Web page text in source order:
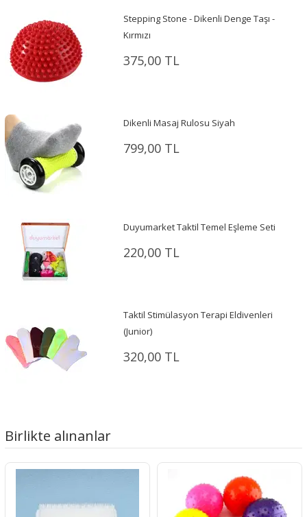
Stepping Stone - Dikenli Denge Taşı -
Kırmızı
375,00 TL
Dikenli Masaj Rulosu Siyah
799,00 TL
Duyumarket Taktil Temel Eşleme Seti
220,00 TL
Taktil Stimülasyon Terapi Eldivenleri
(Junior)
320,00 TL
Birlikte alınanlar